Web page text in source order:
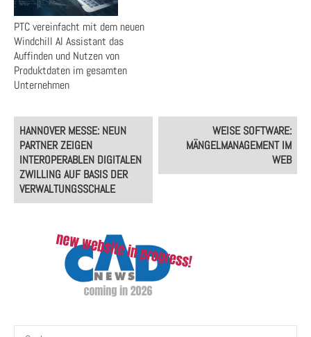
PTC vereinfacht mit dem neuen
Windchill AI Assistant das
Auffinden und Nutzen von
Produktdaten im gesamten
Unternehmen
Post
navigation
HANNOVER MESSE: NEUN
PARTNER ZEIGEN
INTEROPERABLEN DIGITALEN
ZWILLING AUF BASIS DER
VERWALTUNGSSCHALE
WEISE SOFTWARE:
MÄNGELMANAGEMENT IM
WEB
Suchen